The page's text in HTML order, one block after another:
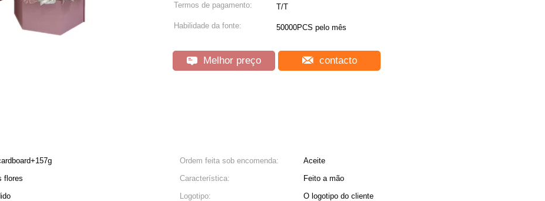
Termos de pagamento: T/T
Habilidade da fonte: 50000PCS pelo mês
Melhor preço contacto
Ordem feita sob encomenda:
Aceite
flores Característica:
Feito a mão
Logotipo:
O logotipo do cliente